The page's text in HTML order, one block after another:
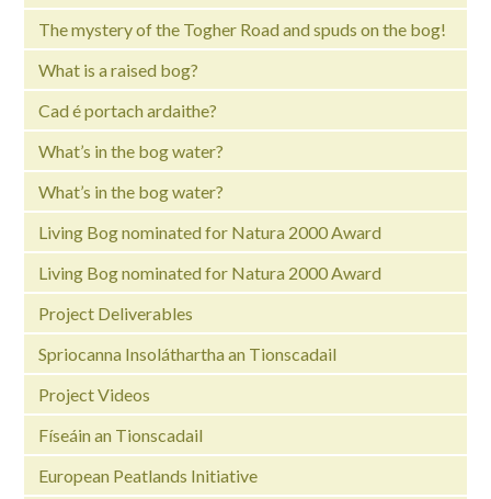
The mystery of the Togher Road and spuds on the bog!
What is a raised bog?
Cad é portach ardaithe?
What’s in the bog water?
What’s in the bog water?
Living Bog nominated for Natura 2000 Award
Living Bog nominated for Natura 2000 Award
Project Deliverables
Spriocanna Insoláthartha an Tionscadail
Project Videos
Físeáin an Tionscadail
European Peatlands Initiative